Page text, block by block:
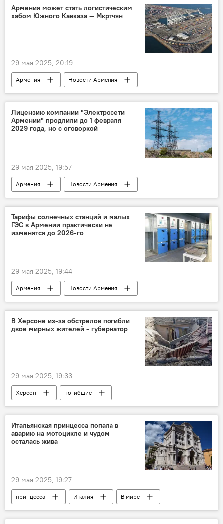
Пограничное управление ФСБ России в Армении
Армения может стать логистическим
хабом Южного Кавказа — Мкртчян
29 мая 2025, 20:19
Армения
Новости Армения
Экономика
Аналитика логистика
Лицензию компании "Электросети
Армении" продлили до 1 февраля
2029 года, но с оговоркой
29 мая 2025, 19:57
Армения
Новости Армения
Экономика
Общество
Тарифы солнечных станций и малых
ГЭС в Армении практически не
изменятся до 2026-го
29 мая 2025, 19:44
Армения
Новости Армения
электроэнергия
тариф
электричество
энергетика
солнечная энергетика
В Херсоне из-за обстрелов погибли
двое мирных жителей - губернатор
29 мая 2025, 19:33
Херсон погибшие
Итальянская принцесса попала в
аварию на мотоцикле и чудом
осталась жива
29 мая 2025, 19:27
принцесса Италия В мире